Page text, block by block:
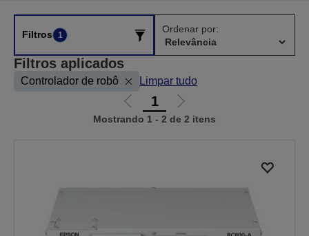
Filtros 1
Ordenar por:
Filtros aplicados
Controlador de robô Limpar tudo
Ir
para
1
Ir
para
Mostrando 1 - 2 de 2 itens